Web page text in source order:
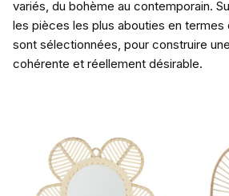
variés, du bohème au contemporain.
les pièces les plus abouties en
sont sélectionnées, pour construire
cohérente et réellement désirable.